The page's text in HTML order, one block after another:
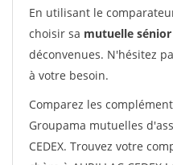
En utilisant le
choisir sa mutuelle sénior
déconvenues. N'hésitez
à votre besoin.
Comparez les
Groupama mutuelles
CEDEX. Trouvez votre